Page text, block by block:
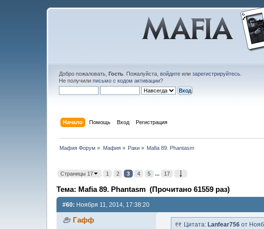
Добро пожаловать,Гость . Пожалуйста,войдите илизарегистрируйтесь
Не получилиписьмо с кодом активации?
Начало Помощь Вход Регистрация
Мафия Форум » Мафия» Раки» Mafia 89. Phantasm
Страницы 17 1 2 3 4 5 ... 17
Тема: Mafia 89. Phantasm (Прочитано 61559 раз)
#60: Ноября 11, 2014, 17:38:20
Гафф
Цитата: Lanfear756 от